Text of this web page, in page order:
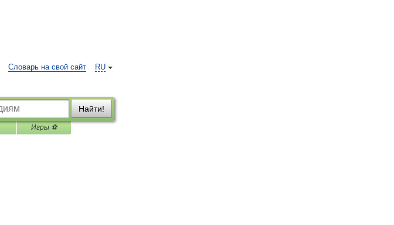
RU
Словарь на свой сайт
Найти!
Игры ⚽